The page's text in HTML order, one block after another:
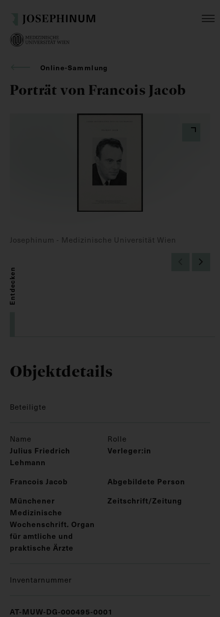
Online-Sammlung
Porträt von Francois Jacob
Josephinum - Medizinische Universität Wien
Entdecken
Objektdetails
Beteiligte
Name Rolle
Julius Friedrich
Lehmann
Verleger:in
Francois Jacob
Abgebildete Person
Münchener
Medizinische
Wochenschrift. Organ
für amtliche und
praktische Ärzte
Zeitschrift/Zeitung
Inventarnummer
AT-MUW-DG-000495-0001